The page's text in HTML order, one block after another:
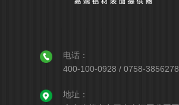
电话：
400-100-0928 / 0758-3856278
地址：